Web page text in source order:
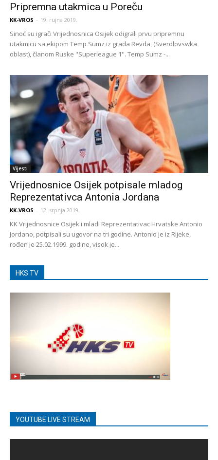
Pripremna utakmica u Poreču
KK-VROS - 19. rujna 2019.
Sinoć su igrači Vrijednosnica Osijek odigrali prvu pripremnu
utakmicu sa ekipom Temp Sumz iz grada Revda, (Sverdlovswka
oblast), članom Ruske ''Superleague 1''. Temp Sumz -...
Vijesti
Vrijednosnice Osijek potpisale mladog
Reprezentativca Antonia Jordana
KK-VROS - 12. srpnja 2019.
KK Vrijednosnice Osijek i mladi Reprezentativac Hrvatske Antonio
Jordano, potpisali su ugovor na tri godine. Antonio je iz Rijeke,
rođen je 25.02.1999. godine, visok je...
HKS TV
YOUTUBE LIVE STREAM